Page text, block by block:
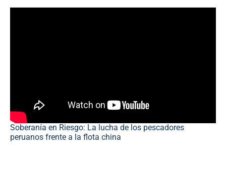
Soberanía en Riesgo: La lucha de los pescadores
peruanos frente a la flota china